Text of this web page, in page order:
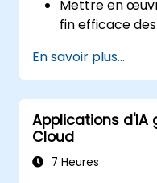
Mettre en
fin efficace
Évaluer et
par LoRA pour
En savoir plus...
Applications d'IA
Cloud
7 Heures